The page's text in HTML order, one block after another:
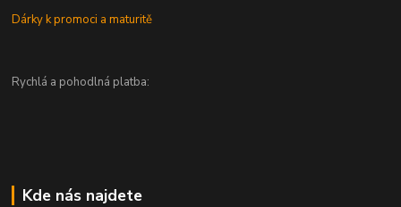
Dárky k promoci a maturitě
Rychlá a pohodlná platba:
Kde nás najdete